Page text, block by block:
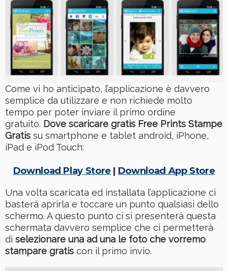
Come vi ho anticipato, l’applicazione è davvero
semplice da utilizzare e non richiede molto
tempo per poter inviare il primo ordine
gratuito. Dove scaricare gratis Free Prints Stampe
Gratis su smartphone e tablet android, iPhone,
iPad e iPod Touch:
Download Play Store | Download App Store
Una volta scaricata ed installata l’applicazione ci
basterà aprirla e toccare un punto qualsiasi dello
schermo. A questo punto ci si presenterà questa
schermata davvero semplice che ci permetterà
di selezionare una ad una le foto che vorremo
stampare gratis con il primo invio.